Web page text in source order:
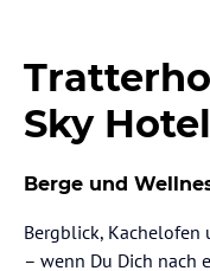
Sky
Berge und
Bergblick,
– wenn Du Dich nach